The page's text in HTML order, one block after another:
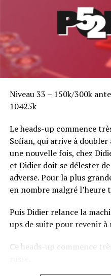
Niveau 33 – 150k/300k
10425k
Le heads-up commence
Sofian, qui arrive à doubler
une nouvelle fois, chez
et Didier doit se délester
adverse. Pour la plus
en nombre malgré l’heure
Puis Didier relance la
ups de suite pour revenir à
Ce heads-up commence